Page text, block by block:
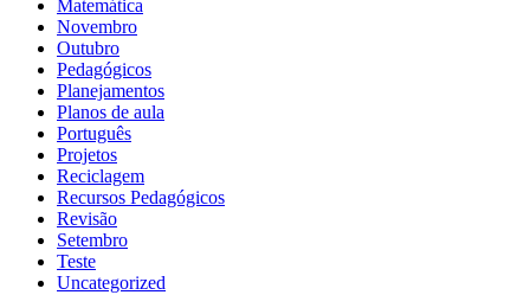
Matemática
Novembro
Outubro
Pedagógicos
Planejamentos
Planos de aula
Português
Projetos
Reciclagem
Recursos Pedagógicos
Revisão
Setembro
Teste
Uncategorized